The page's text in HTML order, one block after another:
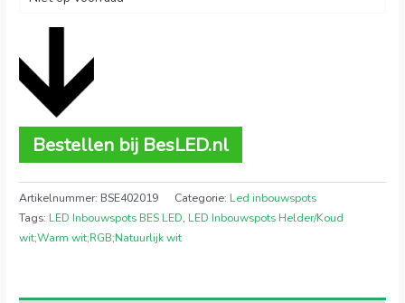
Bestellen bij BesLED.nl
Artikelnummer: BSE402019 Categorie: Led inbouwspots
Tags: LED Inbouwspots BES LED, LED Inbouwspots Helder/Koud
wit;Warm wit;RGB;Natuurlijk wit